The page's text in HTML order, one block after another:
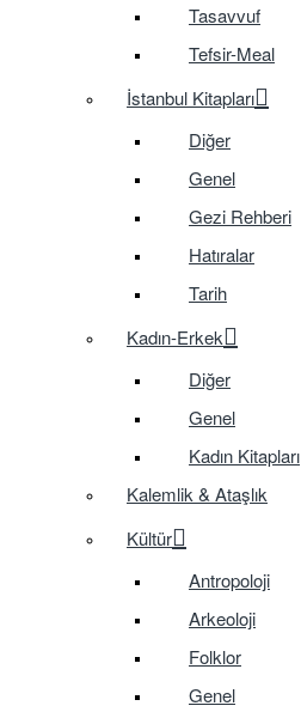
Tasavvuf
Tefsir-Meal
İstanbul Kitapları
Diğer
Genel
Gezi Rehberi
Hatıralar
Tarih
Kadın-Erkek
Diğer
Genel
Kadın Kitapları
Kalemlik & Ataşlık
Kültür
Antropoloji
Arkeoloji
Folklor
Genel